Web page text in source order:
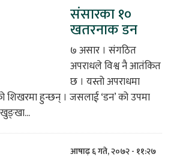
संसारका १०
खतरनाक डन
७ असार । संगठित
अपराधले विश्व नै आतंकित
छ । यस्तो अपराधमा
शिखरमा हुन्छन् । जसलाई ‘डन’ को उपमा
आषाढ़ ६ गते, २०७२ - ११:२७